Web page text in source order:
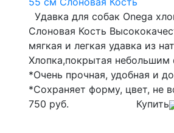
Удавка для собак Onega
Слоновая Кость
мягкая и легкая удавка из
Хлопка,покрытая небольшим
*Очень прочная, удобная и
*Сохраняет форму, цвет, не
750 руб.
Купить